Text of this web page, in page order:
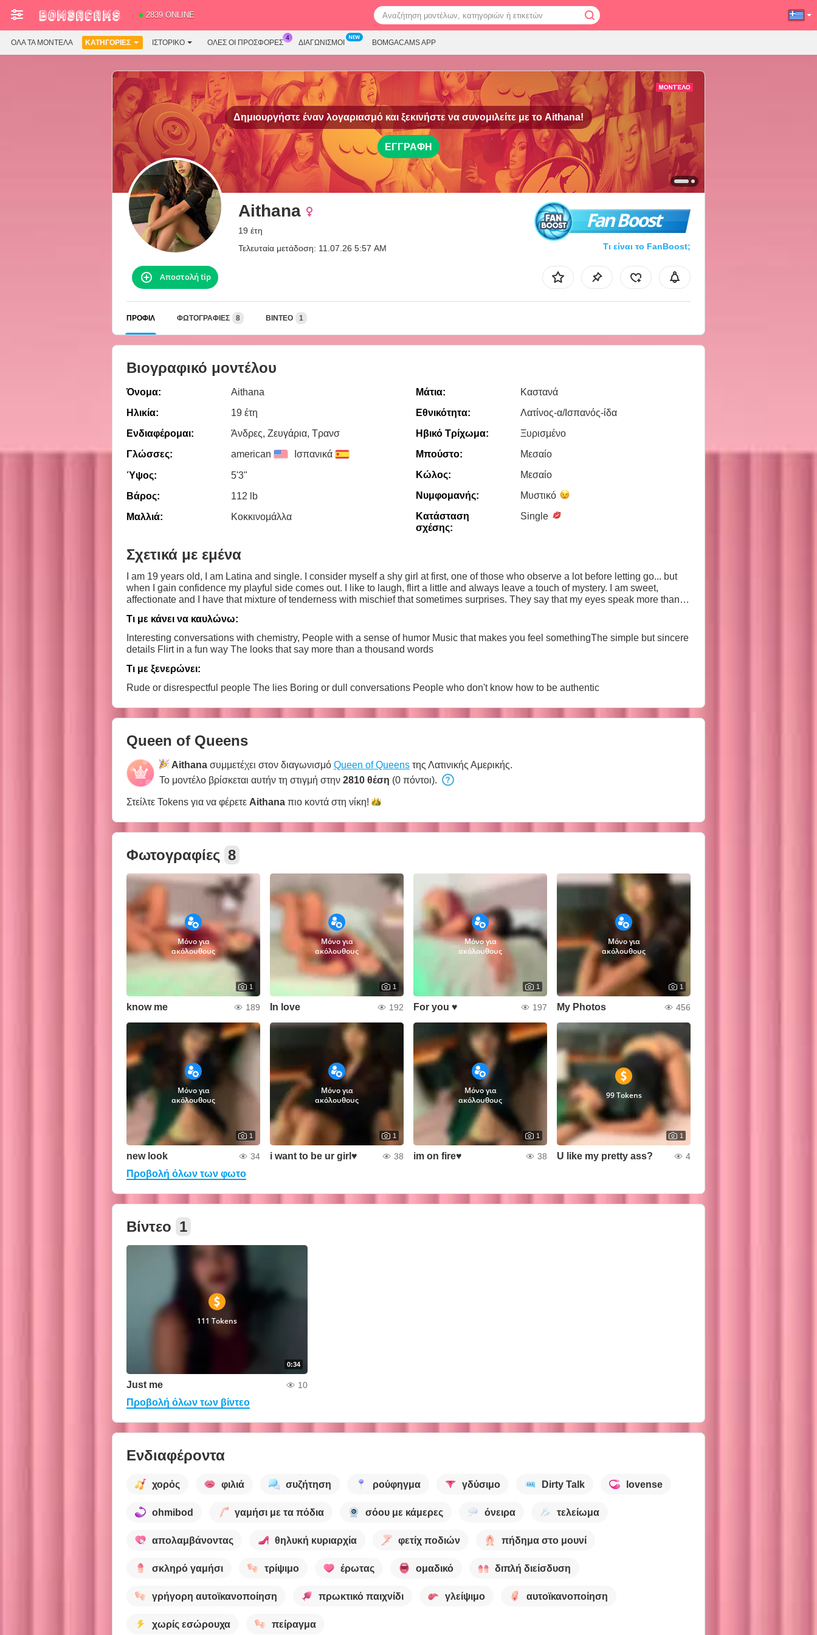
2839 ONLINE
ΌΛΑ ΤΑ ΜΟΝΤΈΛΑ ΚΑΤΗΓΟΡΊΕΣ ΙΣΤΟΡΙΚΌ ΟΛΕΣ ΟΙ ΠΡΟΣΦΟΡΕΣ ΔΙΑΓΩΝΙΣΜΟΊ BOMGACAMS APP
Δημιουργήστε έναν λογαριασμό και ξεκινήστε να συνομιλείτε με το Aithana!
ΕΓΓΡΑΦΉ
Aithana
19 έτη
Τελευταία μετάδοση: 11.07.26 5:57 AM
Fan Boost
Τι είναι το FanBoost;
Αποστολή tip
ΠΡΟΦΊΛ ΦΩΤΟΓΡΑΦΊΕΣ 8 ΒΊΝΤΕΟ 1
Βιογραφικό μοντέλου
Όνομα:
Aithana
Ηλικία:
19 έτη
Ενδιαφέρομαι:
Άνδρες, Zευγάρια, Τρανσ
Γλώσσες:
american Ισπανικά
Ύψος:
5'3"
Βάρος:
112 lb
Μαλλιά:
Κοκκινομάλλα
Μάτια:
Καστανά
Εθνικότητα:
Λατίνος-α/Ισπανός-ίδα
Ηβικό Τρίχωμα:
Ξυρισμένο
Μπούστο:
Μεσαίο
Κώλος:
Μεσαίο
Νυμφομανής:
Μυστικό
Κατάσταση
σχέσης:
Single
Σχετικά με εμένα
I am 19 years old, I am Latina and single. I consider myself a shy girl at first, one of those who observe a lot before letting go... but
when I gain confidence my playful side comes out. I like to laugh, flirt a little and always leave a touch of mystery. I am sweet,
affectionate and I have that mixture of tenderness with mischief that sometimes surprises. They say that my eyes speak more than I
Τι με κάνει να καυλώνω:
Interesting conversations with chemistry, People with a sense of humor Music that makes you feel somethingThe simple but sincere
details Flirt in a fun way The looks that say more than a thousand words
Τι με ξενερώνει:
Rude or disrespectful people The lies Boring or dull conversations People who don't know how to be authentic
Queen of Queens
Aithana συμμετέχει στον διαγωνισμό Queen of Queens της Λατινικής Αμερικής.
Το μοντέλο βρίσκεται αυτήν τη στιγμή στην 2810 θέση (0 πόντοι).
Στείλτε Tokens για να φέρετε Aithana πιο κοντά στη νίκη!
Φωτογραφίες 8
Μόνο για
ακόλουθους
1
know me 189
Μόνο για
ακόλουθους
1
In love 192
Μόνο για
ακόλουθους
1
For you ♥ 197
Μόνο για
ακόλουθους
1
My Photos 456
Μόνο για
ακόλουθους
1
new look 34
Μόνο για
ακόλουθους
1
i want to be ur girl♥ 38
Μόνο για
ακόλουθους
1
im on fire♥ 38
99 Tokens
1
U like my pretty ass? 4
Προβολή όλων των φωτο
Βίντεο 1
0:34
111 Tokens
Just me 10
Προβολή όλων των βίντεο
Ενδιαφέροντα
χορός φιλιά συζήτηση ρούφηγμα γδύσιμο Dirty Talk lovense
ohmibod γαμήσι με τα πόδια σόου με κάμερες όνειρα τελείωμα
απολαμβάνοντας θηλυκή κυριαρχία φετίχ ποδιών πήδημα στο μουνί
σκληρό γαμήσι τρίψιμο έρωτας ομαδικό διπλή διείσδυση
γρήγορη αυτοϊκανοποίηση πρωκτικό παιχνίδι γλείψιμο αυτοϊκανοποίηση
χωρίς εσώρουχα πείραγμα